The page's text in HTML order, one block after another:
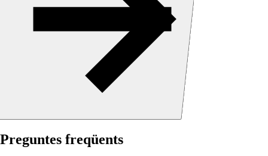
Preguntes freqüents